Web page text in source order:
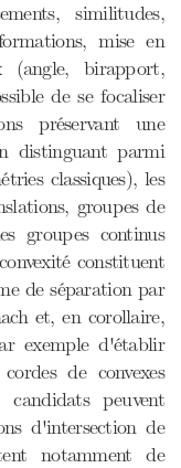
similitudes,
mise en
(angle, birapport,
de se focaliser
préservant une
distinguant parmi
classiques), les
groupes de
groupes continus
constituent
de séparation par
et, en corollaire,
exemple d'établir
de convexes
peuvent
d'intersection de
notamment de